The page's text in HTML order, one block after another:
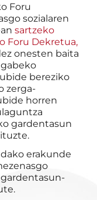
Foru
sozialaren
sartzeko
Foru Dekretua,
onesten baita
bereziko
zerga-
horren
gardentasun
erakunde